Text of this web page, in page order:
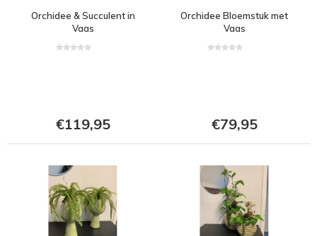
Orchidee & Succulent in
Vaas
€119,95
Orchidee Bloemstuk met
Vaas
€79,95